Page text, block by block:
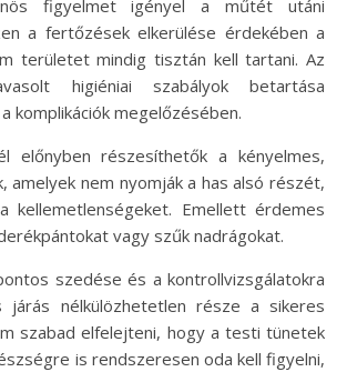
figyelmet igényel a műtét utáni
a fertőzések elkerülése érdekében a
területet mindig tisztán kell tartani. Az
higiéniai szabályok betartása
komplikációk megelőzésében.
előnyben részesíthetők a kényelmes,
amelyek nem nyomják a has alsó részét,
kellemetlenségeket. Emellett érdemes
vagy szűk nadrágokat.
szedése és a kontrollvizsgálatokra
járás nélkülözhetetlen része a sikeres
szabad elfelejteni, hogy a testi tünetek
is rendszeresen oda kell figyelni,